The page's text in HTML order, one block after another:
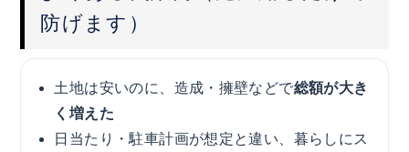
防げます）
土地は安いのに、造成・擁壁などで総額が大き
く増えた
日当たり・駐車計画が想定と違い、暮らしにス